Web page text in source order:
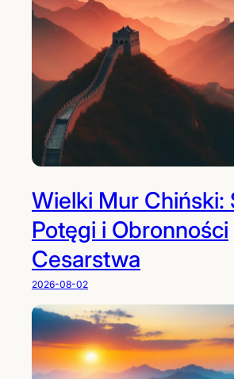
Wielki Mur Chiński:
Potęgi i Obronności
Cesarstwa
2026-08-02